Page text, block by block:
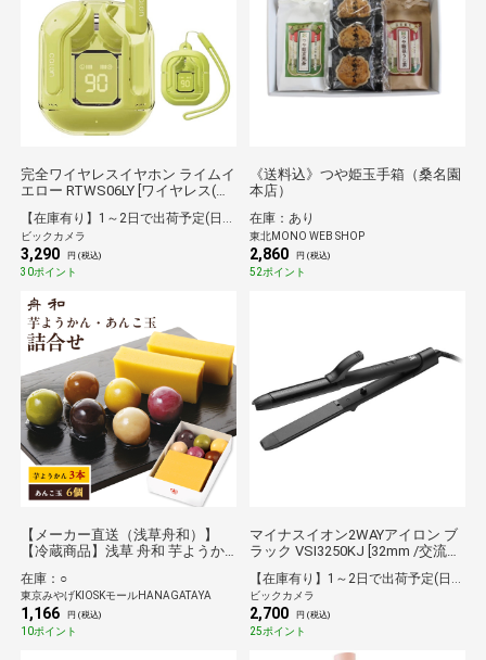
完全ワイヤレスイヤホン ライムイ
エロー RTWS06LY [ワイヤレス(左
右分離) /カナル型 /Bluetooth対応]
【在庫有り】1～2日で出荷予定(日付指定可)
ビックカメラ
3,290 円 (税込)
30ポイント
《送料込》つや姫玉手箱（桑名園
本店）
在庫：あり
東北MONO WEB SHOP
2,860 円 (税込)
52ポイント
【メーカー直送（浅草舟和）】
【冷蔵商品】浅草 舟和 芋ようか
【沖縄・離島不可】
在庫：○
東京みやげKIOSKモールHANAGATAYA
1,166 円 (税込)
10ポイント
マイナスイオン2WAYアイロン ブ
ラック VSI3250KJ [32mm /交流
ビックカメラ
2,700 円 (税込)
25ポイント